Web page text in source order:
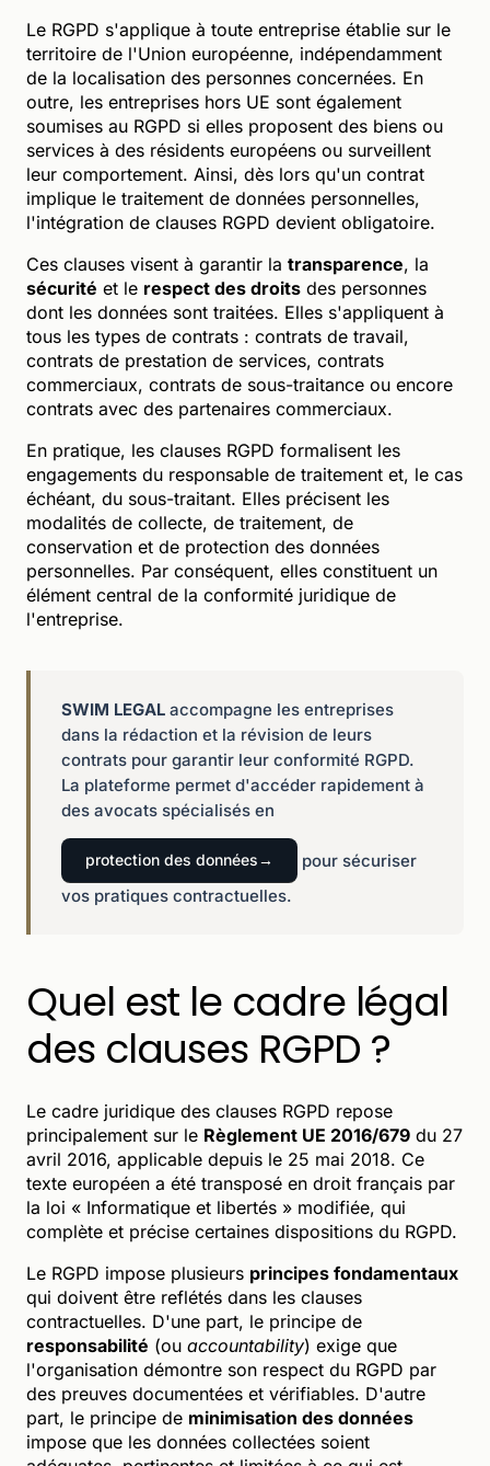
Le RGPD s'applique à toute entreprise établie sur le
territoire de l'Union européenne, indépendamment
de la localisation des personnes concernées. En
outre, les entreprises hors UE sont également
soumises au RGPD si elles proposent des biens ou
services à des résidents européens ou surveillent
leur comportement. Ainsi, dès lors qu'un contrat
implique le traitement de données personnelles,
l'intégration de clauses RGPD devient obligatoire.
Ces clauses visent à garantir la transparence, la
sécurité et le respect des droits des personnes
dont les données sont traitées. Elles s'appliquent à
tous les types de contrats : contrats de travail,
contrats de prestation de services, contrats
commerciaux, contrats de sous-traitance ou encore
contrats avec des partenaires commerciaux.
En pratique, les clauses RGPD formalisent les
engagements du responsable de traitement et, le cas
échéant, du sous-traitant. Elles précisent les
modalités de collecte, de traitement, de
conservation et de protection des données
personnelles. Par conséquent, elles constituent un
élément central de la conformité juridique de
l'entreprise.
SWIM LEGAL accompagne les entreprises
dans la rédaction et la révision de leurs
contrats pour garantir leur conformité RGPD.
La plateforme permet d'accéder rapidement à
des avocats spécialisés en
protection des données
pour sécuriser
vos pratiques contractuelles.
Quel est le cadre légal
des clauses RGPD ?
Le cadre juridique des clauses RGPD repose
principalement sur le Règlement UE 2016/679 du 27
avril 2016, applicable depuis le 25 mai 2018. Ce
texte européen a été transposé en droit français par
la loi « Informatique et libertés » modifiée, qui
complète et précise certaines dispositions du RGPD.
Le RGPD impose plusieurs principes fondamentaux
qui doivent être reflétés dans les clauses
contractuelles. D'une part, le principe de
responsabilité (ou accountability) exige que
l'organisation démontre son respect du RGPD par
des preuves documentées et vérifiables. D'autre
part, le principe de minimisation des données
impose que les données collectées soient